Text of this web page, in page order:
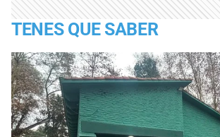
TENES QUE SABER